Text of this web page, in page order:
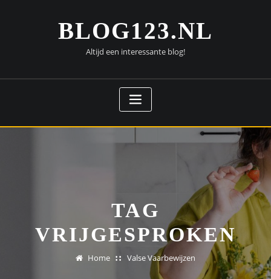
BLOG123.NL
Altijd een interessante blog!
TAG
VRIJGESPROKEN
Home Valse Vaarbewijzen